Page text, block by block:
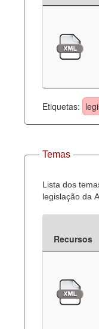
Etiquetas:
Temas
Lista dos
legislação da
Recursos